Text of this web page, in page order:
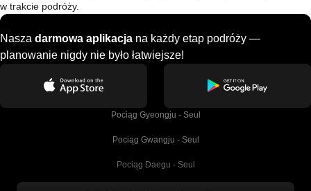
w trakcie podróży.
Nasza darmowa aplikacja na każdy etap podróży —
planowanie nigdy nie było łatwiejsze!
Pociąg Gyeongju - Seul
Pociąg Gwangju - Seul
Pociąg Daegu - Seul